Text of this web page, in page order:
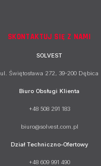
SKONTAKTUJ SIĘ Z NAMI
SOLVEST
ul. Świętosława 272, 39-200 Dębica
Biuro Obsługi Klienta
+48 508 291 183
biuro@solvest.com.pl
Dział Techniczno-Ofertowy
+48 609 991 490